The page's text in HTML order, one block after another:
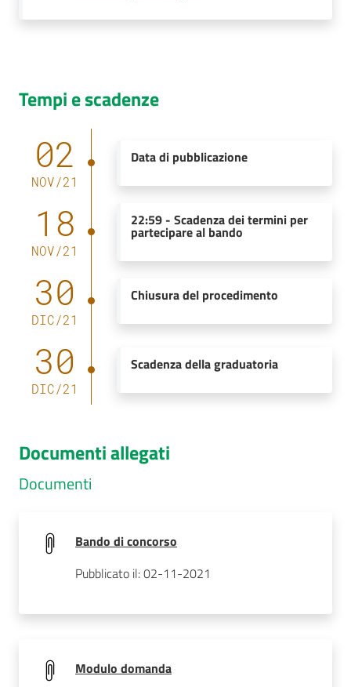
Tempi e scadenze
02
NOV/21
Data di pubblicazione
18
NOV/21
22:59- Scadenza dei termini per
partecipare al bando
30
DIC/21
Chiusura del procedimento
30
DIC/21
Scadenza della graduatoria
Documenti allegati
Documenti
Bando di concorso
Pubblicato il: 02-11-2021
Modulo domanda